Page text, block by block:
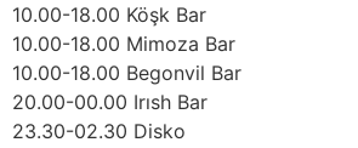
10.00-18.00 Köşk Bar
10.00-18.00 Mimoza Bar
10.00-18.00 Begonvil Bar
20.00-00.00 Irısh Bar
23.30-02.30 Disko